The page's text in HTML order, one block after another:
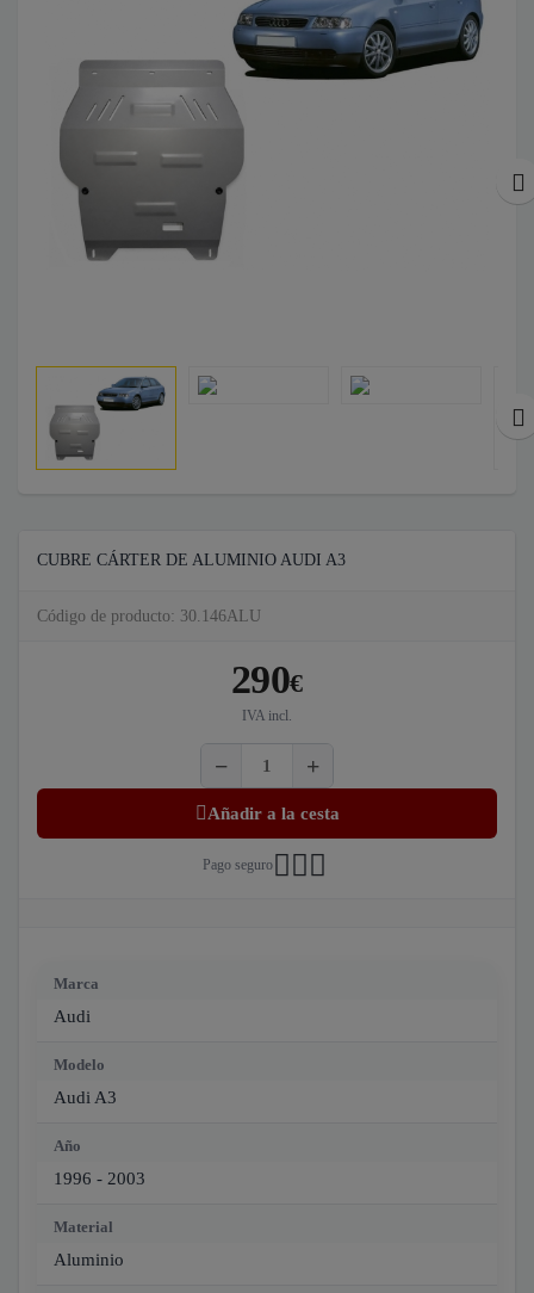
CUBRE CÁRTER DE ALUMINIO AUDI A3
Código de producto: 30.146ALU
290€
IVA incl.
Añadir a la cesta
Pago seguro
Marca
Audi
Modelo
Audi A3
Año
1996 - 2003
Material
Aluminio